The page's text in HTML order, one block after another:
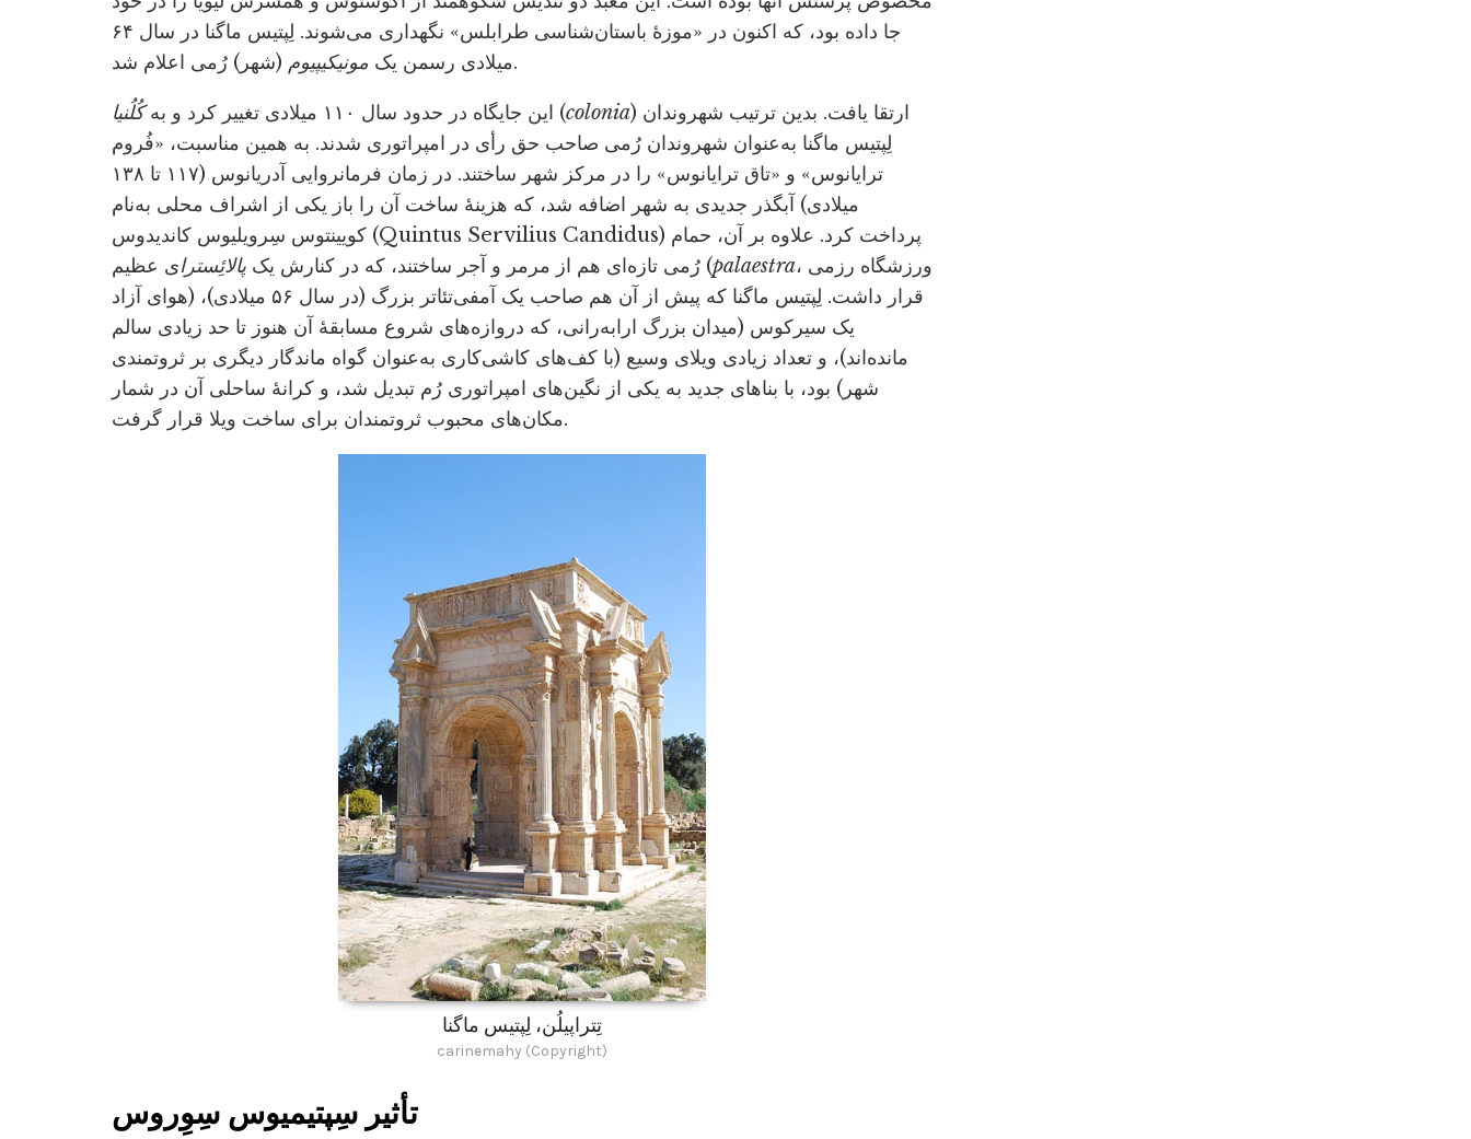
جا داده بود، که اکنون در «موزۀ باستان‌شناسی طرابلس» نگهداری می‌شوند. لِپتیس ماگنا در سال ۶۴
میلادی رسمن یک مونیکیپیوم (شهر) رُمی اعلام شد.
این جایگاه در حدود سال ۱۱۰ میلادی تغییر کرد و به کُلُنیا (colonia) ارتقا یافت. بدین ترتیب شهروندان
لِپتیس ماگنا به‌عنوان شهروندان رُمی صاحب حق رأی در امپراتوری شدند. به همین مناسبت، «فُروم
ترایانوس» و «تاق ترایانوس» را در مرکز شهر ساختند. در زمان فرمانروایی آدریانوس (۱۱۷ تا ۱۳۸
میلادی) آبگذر جدیدی به شهر اضافه شد، که هزینۀ ساخت آن را باز یکی از اشراف محلی به‌نام
کویینتوس سِرویلیوس کاندیدوس (Quintus Servilius Candidus) پرداخت کرد. علاوه بر آن، حمام
رُمی تازه‌ای هم از مرمر و آجر ساختند، که در کنارش یک پالائِسترا ی عظیم (palaestra، ورزشگاه رزمی
هوای آزاد) قرار داشت. لِپتیس ماگنا که پیش از آن هم صاحب یک آمفی‌تئاتر بزرگ (در سال ۵۶ میلادی)،
یک سیرکوس (میدان بزرگ ارابه‌رانی، که دروازه‌های شروع مسابقۀ آن هنوز تا حد زیادی سالم
مانده‌اند)، و تعداد زیادی ویلای وسیع (با کف‌های کاشی‌کاری به‌عنوان گواه ماندگار دیگری بر ثروتمندی
شهر) بود، با بناهای جدید به یکی از نگین‌های امپراتوری رُم تبدیل شد، و کرانۀ ساحلی آن در شمار
مکان‌های محبوب ثروتمندان برای ساخت ویلا قرار گرفت.
تِتراپیلُن، لِپتیس ماگنا
carinemahy (Copyright)
تأثیر سِپتیمیوس سِوِروس